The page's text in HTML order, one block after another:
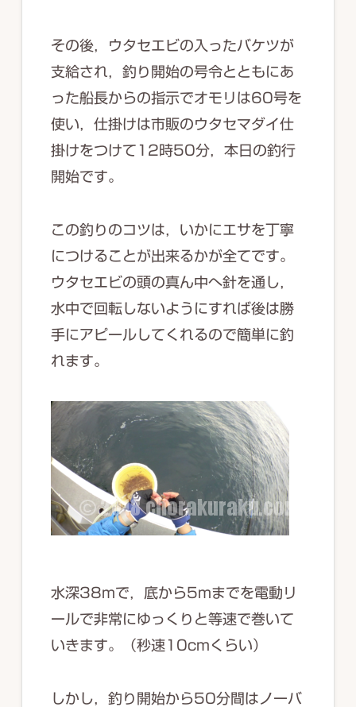
その後，ウタセエビの入ったバケツが
支給され，釣り開始の号令とともにあ
った船長からの指示でオモリは60号を
使い，仕掛けは市販のウタセマダイ仕
掛けをつけて12時50分，本日の釣行
開始です。
この釣りのコツは，いかにエサを丁寧
につけることが出来るかが全てです。
ウタセエビの頭の真ん中へ針を通し，
水中で回転しないようにすれば後は勝
手にアピールしてくれるので簡単に釣
れます。
水深38mで，底から5mまでを電動リ
ールで非常にゆっくりと等速で巻いて
いきます。（秒速10cmくらい）
しかし，釣り開始から50分間はノーバ